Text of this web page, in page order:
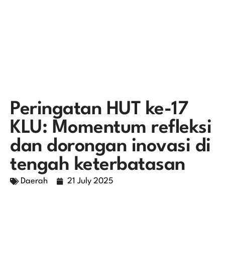
Peringatan HUT ke-17
KLU: Momentum refleksi
dan dorongan inovasi di
tengah keterbatasan
Daerah 21 July 2025